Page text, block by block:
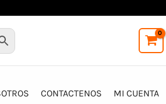
CONTACTENOS MI CUENTA